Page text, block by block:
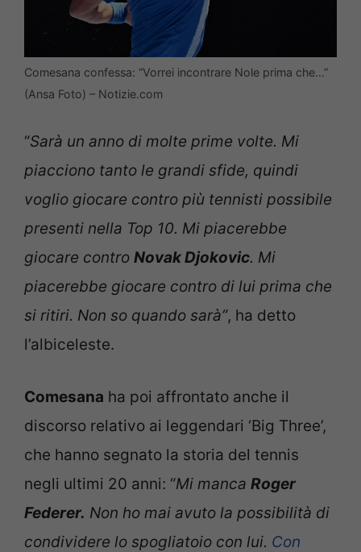
Comesana confessa: “Vorrei incontrare Nole prima che…”
(Ansa Foto) – Notizie.com
“Sarà un anno di molte prime volte. Mi
piacciono tanto le grandi sfide, quindi
voglio giocare contro più tennisti possibile
presenti nella Top 10. Mi piacerebbe
giocare contro Novak Djokovic. Mi
piacerebbe giocare contro di lui prima che
si ritiri. Non so quando sarà”, ha detto
l’albiceleste.
Comesana ha poi affrontato anche il
discorso relativo ai leggendari ‘Big Three’,
che hanno segnato la storia del tennis
negli ultimi 20 anni: “Mi manca Roger
Federer. Non ho mai avuto la possibilità di
condividere lo spogliatoio con lui. Con